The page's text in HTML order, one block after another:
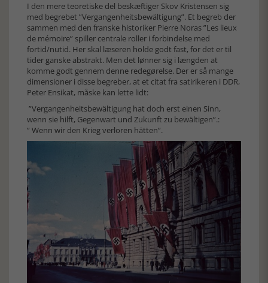
I den mere teoretiske del beskæftiger Skov Kristensen sig
med begrebet ”Vergangenheitsbewältigung”. Et begreb der
sammen med den franske historiker Pierre Noras ”Les lieux
de mémoire” spiller centrale roller i forbindelse med
fortid/nutid. Her skal læseren holde godt fast, for det er til
tider ganske abstrakt. Men det lønner sig i længden at
komme godt gennem denne redegørelse. Der er så mange
dimensioner i disse begreber, at et citat fra satirikeren i DDR,
Peter Ensikat, måske kan lette lidt:
”Vergangenheitsbewältigung hat doch erst einen Sinn,
wenn sie hilft, Gegenwart und Zukunft zu bewältigen”.:
” Wenn wir den Krieg verloren hätten”.